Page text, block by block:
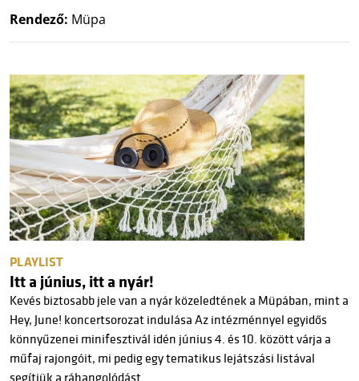
Rendező: Müpa
PLAYLIST
Itt a június, itt a nyár!
Kevés biztosabb jele van a nyár közeledtének a Müpában, mint a
Hey, June! koncertsorozat indulása Az intézménnyel egyidős
könnyűzenei minifesztivál idén június 4. és 10. között várja a
műfaj rajongóit, mi pedig egy tematikus lejátszási listával
segítjük a ráhangolódást.